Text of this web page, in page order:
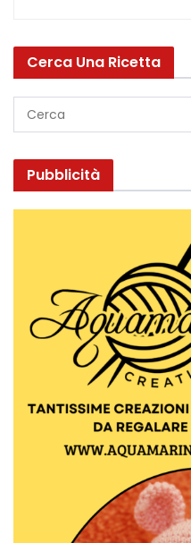
Cerca Una Ricetta
Pubblicità